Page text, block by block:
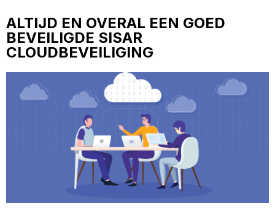
ALTIJD EN OVERAL EEN GOED
BEVEILIGDE SISAR
CLOUDBEVEILIGING